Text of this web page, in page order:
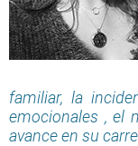
familiar, la
emocionales , el
avance en su